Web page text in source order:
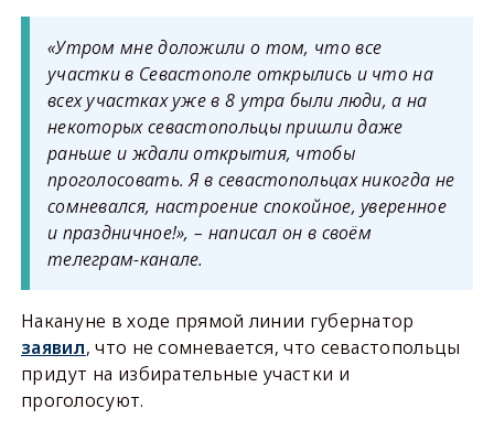
«Утром мне доложили о том, что все
участки в Севастополе открылись и что на
всех участках уже в 8 утра были люди, а на
некоторых севастопольцы пришли даже
раньше и ждали открытия, чтобы
проголосовать. Я в севастопольцах никогда не
сомневался, настроение спокойное, уверенное
и праздничное!», – написал он в своём
телеграм-канале.
Накануне в ходе прямой линии губернатор
заявил, что не сомневается, что севастопольцы
придут на избирательные участки и
проголосуют.